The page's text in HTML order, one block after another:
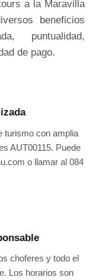
a la Maravilla
beneficios
puntualidad,
de pago.
turismo con amplia
AUT00115. Puede
o llamar al 084
choferes y todo el
Los horarios son